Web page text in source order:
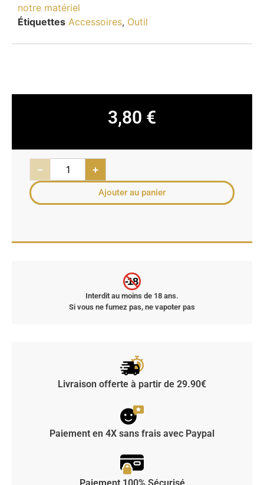
notre matériel
Étiquettes Accessoires, Outil
3,80 €
− +
Ajouter au panier
-18
Interdit au moins de 18 ans.
Si vous ne fumez pas, ne vapoter pas
Livraison offerte à partir de 29.90€
Paiement en 4X sans frais avec Paypal